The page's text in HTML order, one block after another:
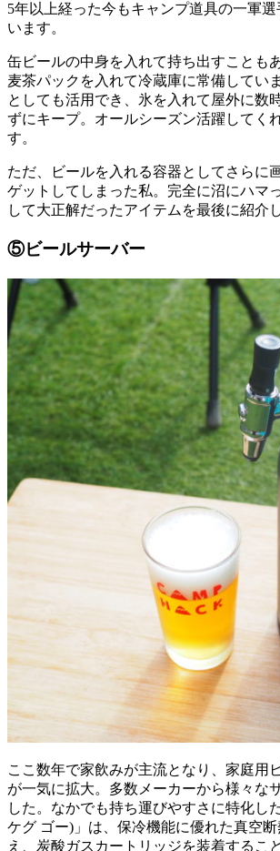
5年以上経った今もキャンプ道具の一軍
います。
缶ビールの中身を入れて持ち出すことも
麦茶パックを入れて冷蔵庫に常備してい
としても活用でき、氷を入れて屋外に数
ずにキープ。オールシーズン活躍してく
す。
ただ、ビールを入れる容器としてさらに
ゲットしてしまった私。完全に沼にハマ
して大正解だったアイテムを最後に紹介
⑤ビールサーバー
ここ数年で家飲みが主流となり、家庭用
が一気に拡大。多数メーカーから様々な
した。なかでも持ち運びやすさに特化し
ケグ ゴー)」は、保冷機能に優れた真空
え、炭酸ガスカートリッジを装着するこ